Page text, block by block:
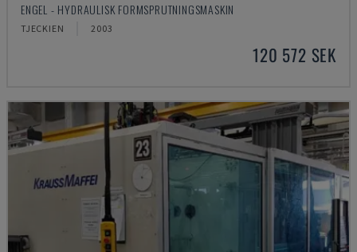
ENGEL - HYDRAULISK FORMSPRUTNINGSMASKIN
TJECKIEN 2003
120 572 SEK